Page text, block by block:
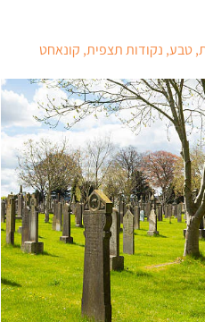
,טבע, נקודות תצפית, קונאחט